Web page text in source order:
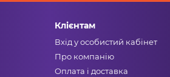
Клієнтам
Вхід у особистий кабінет
Про компанію
Оплата і доставка